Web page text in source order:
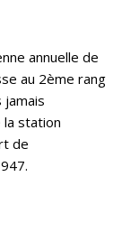
annuelle de
au 2ème rang
jamais
la station
de